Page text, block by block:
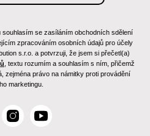
se zasíláním obchodních sdělení
zpracováním osobních údajů pro účely
s.r.o. a potvrzuji, že jsem si přečetl(a)
, textu rozumím a souhlasím s ním, přičemž
zejména právo na námitky proti provádění
marketingu.
I
Y